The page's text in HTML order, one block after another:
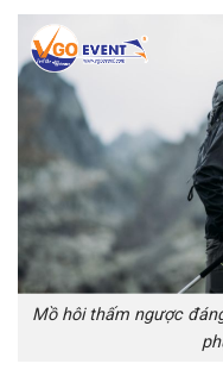
Mồ hôi thấm ngược